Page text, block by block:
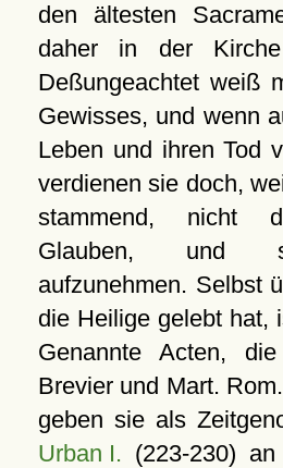
den ältesten
daher in der
Deßungeachtet weiß
Gewisses, und wenn
Leben und ihren Tod
verdienen sie doch,
stammend, nicht
Glauben, und
aufzunehmen. Selbst
die Heilige gelebt hat,
Genannte Acten,
Brevier und Mart.
geben sie als
Urban I. (223-230)